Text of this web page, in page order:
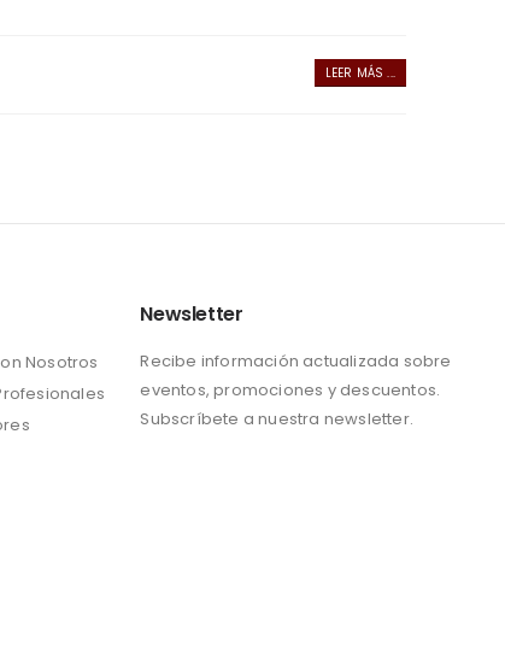
LEER MÁS ...
Nosotros
Newsletter
Recibe información actualizada sobre
eventos, promociones y descuentos.
Subscríbete a nuestra newsletter.